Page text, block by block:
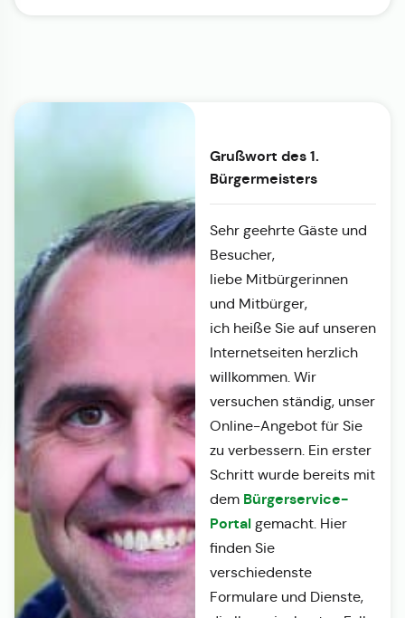
Grußwort des 1.
Bürgermeisters
Sehr geehrte Gäste und
Besucher,
liebe Mitbürgerinnen
und Mitbürger,
ich heiße Sie auf unseren
Internetseiten herzlich
willkommen. Wir
versuchen ständig, unser
Online-Angebot für Sie
zu verbessern. Ein erster
Schritt wurde bereits mit
dem Bürgerservice-
Portalgemacht. Hier
finden Sie
verschiedenste
Formulare und Dienste,